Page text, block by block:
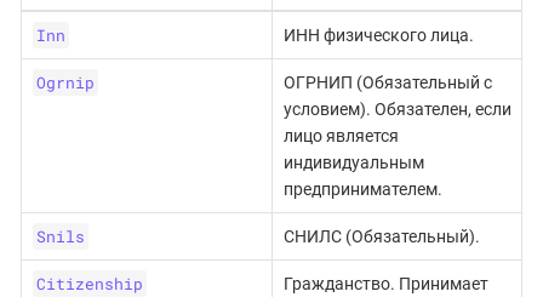
Inn ИНН физического лица.
Ogrnip
ОГРНИП (Обязательный с
условием). Обязателен, если
лицо является
индивидуальным
предпринимателем.
Snils СНИЛС (Обязательный).
Citizenship
Гражданство. Принимает